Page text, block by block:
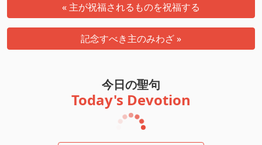
« 主が祝福されるものを祝福する
記念すべき主のみわざ »
今日の聖句
Today's Devotion